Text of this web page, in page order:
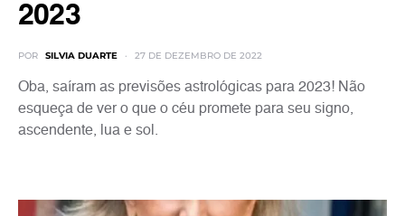
2023
POR SILVIA DUARTE 27 DE DEZEMBRO DE 2022
Oba, saíram as previsões astrológicas para 2023! Não
esqueça de ver o que o céu promete para seu signo,
ascendente, lua e sol.